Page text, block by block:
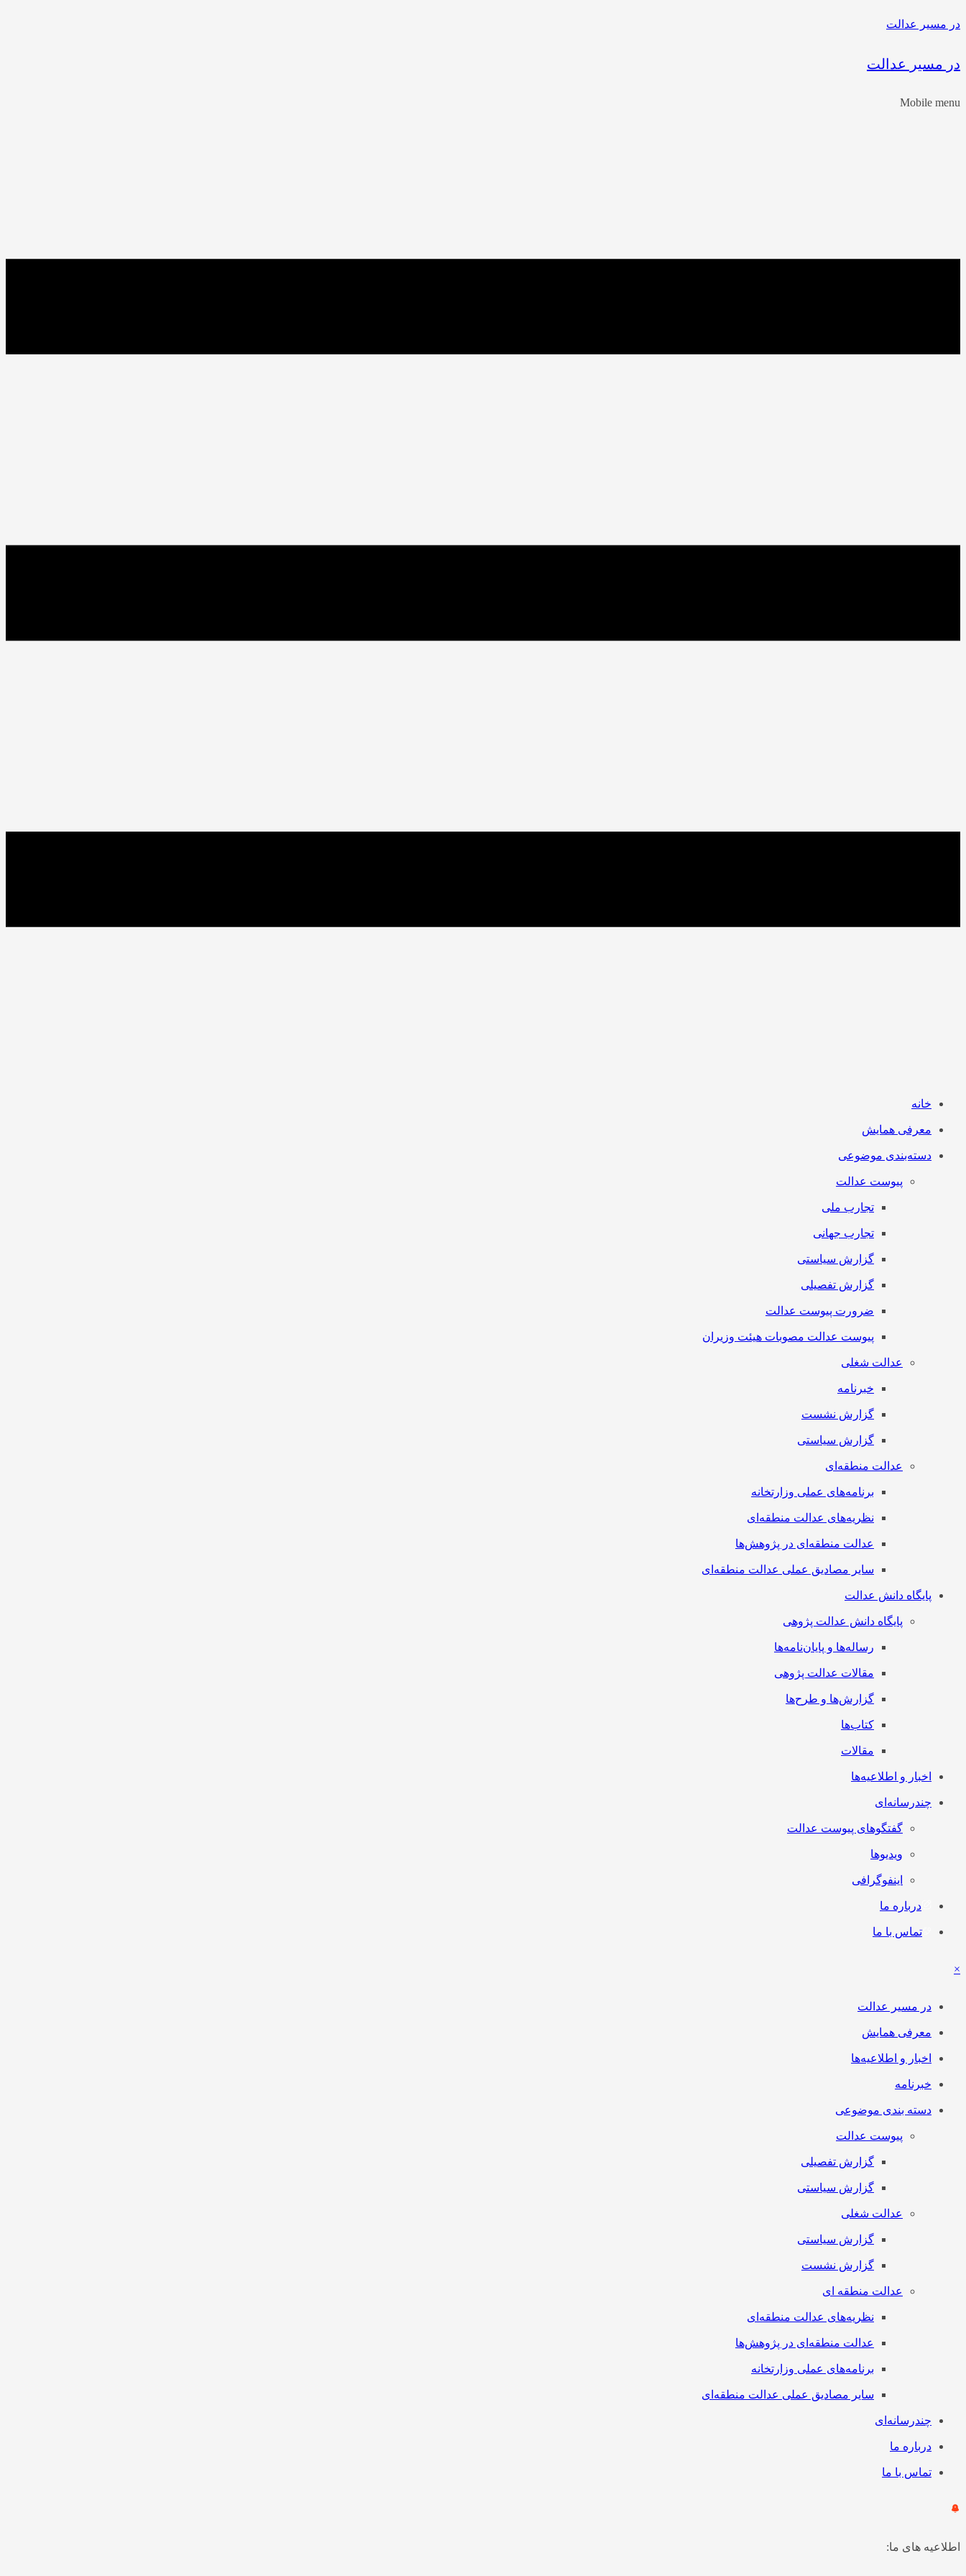
در مسیر عدالت
در مسیر عدالت
Mobile menu
خانه
معرفی همایش
دسته‌بندی موضوعی
پیوست عدالت
تجارب ملی
تجارب جهانی
گزارش سیاستی
گزارش تفصیلی
ضرورت پیوست عدالت
پیوست عدالت مصوبات هیئت وزیران
عدالت شغلی
خبرنامه
گزارش نشست
گزارش سیاستی
عدالت منطقه‌ای
برنامه‌های عملی وزارتخانه
نظریه‌های عدالت منطقه‌ای
عدالت منطقه‌ای در پژوهش‌ها
سایر مصادیق عملی عدالت منطقه‌ای
پایگاه دانش عدالت
پایگاه دانش عدالت پژوهی
رساله‌ها و پایان‌نامه‌ها
مقالات عدالت پژوهی
گزارش‌ها و طرح‌ها
کتاب‌ها
مقالات
اخبار و اطلاعیه‌ها
چندرسانه‌ای
گفتگوهای پیوست عدالت
ویدیوها
اینفوگرافی
درباره ما
تماس با ما
×
در مسیر عدالت
معرفی همایش
اخبار و اطلاعیه‌ها
خبرنامه
دسته بندی موضوعی
پیوست عدالت
گزارش تفصیلی
گزارش سیاستی
عدالت شغلی
گزارش سیاستی
گزارش نشست
عدالت منطقه ای
نظریه‌های عدالت منطقه‌ای
عدالت منطقه‌ای در پژوهش‌ها
برنامه‌های عملی وزارتخانه
سایر مصادیق عملی عدالت منطقه‌ای
چندرسانه‌ای
درباره ما
تماس با ما
اطلاعیه های ما: